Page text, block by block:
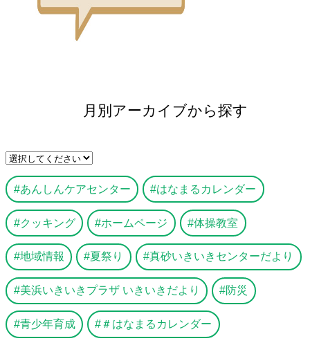
月別アーカイブから探す
あんしんケアセンター はなまるカレンダー
クッキング ホームページ 体操教室
地域情報 夏祭り 真砂いきいきセンターだより
美浜いきいきプラザ いきいきだより 防災
青少年育成 ＃はなまるカレンダー